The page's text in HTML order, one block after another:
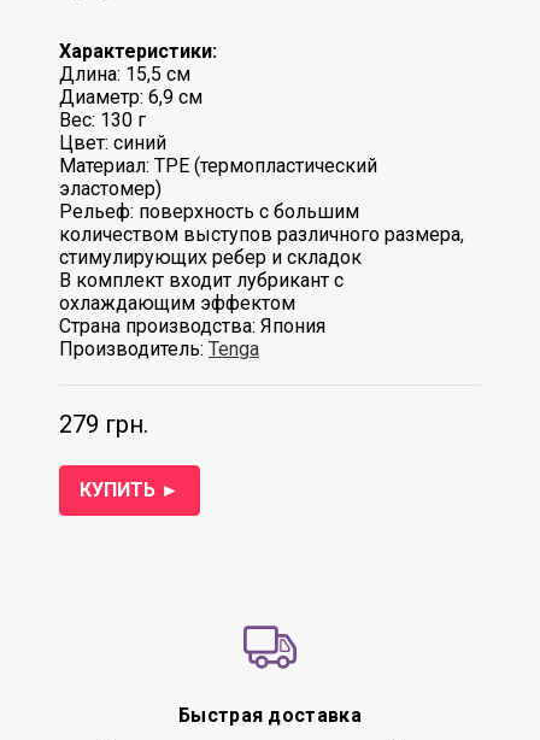
Характеристики:
Длина: 15,5 см
Диаметр: 6,9 см
Вес: 130 г
Цвет: синий
Материал: TPE (термопластический
эластомер)
Рельеф: поверхность с большим
количеством выступов различного размера,
стимулирующих ребер и складок
В комплект входит лубрикант c
охлаждающим эффектом
Страна производства: Япония
Производитель: Tenga
КУПИТЬ ►
279 грн.
Быстрая доставка